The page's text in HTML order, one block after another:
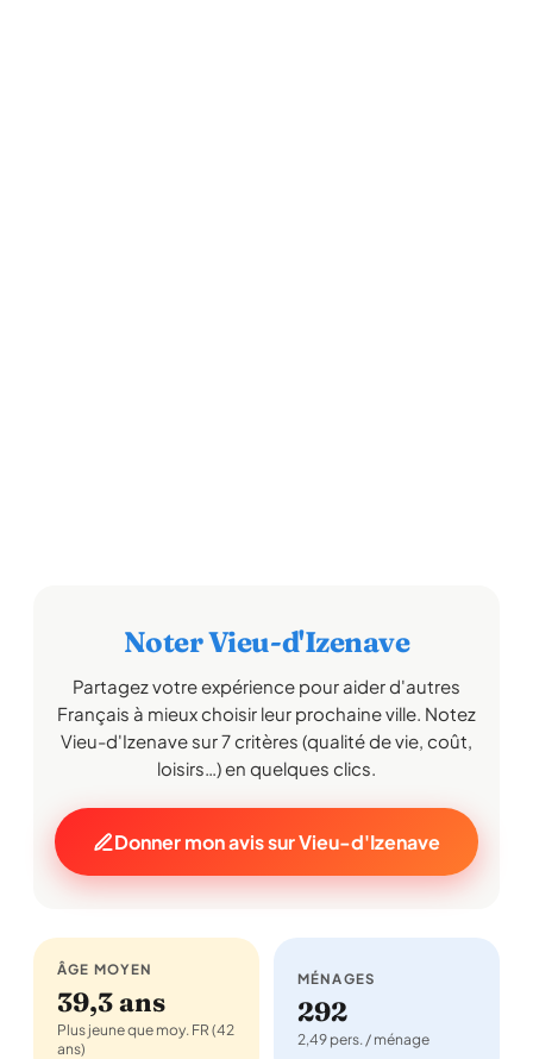
Noter Vieu-d'Izenave
Partagez votre expérience pour aider d'autres
Français à mieux choisir leur prochaine ville. Notez
Vieu-d'Izenave sur 7 critères (qualité de vie, coût,
loisirs…) en quelques clics.
Donner mon avis sur Vieu-d'Izenave
ÂGE MOYEN
39,3 ans
Plus jeune que moy. FR (42
ans)
MÉNAGES
292
2,49 pers. / ménage